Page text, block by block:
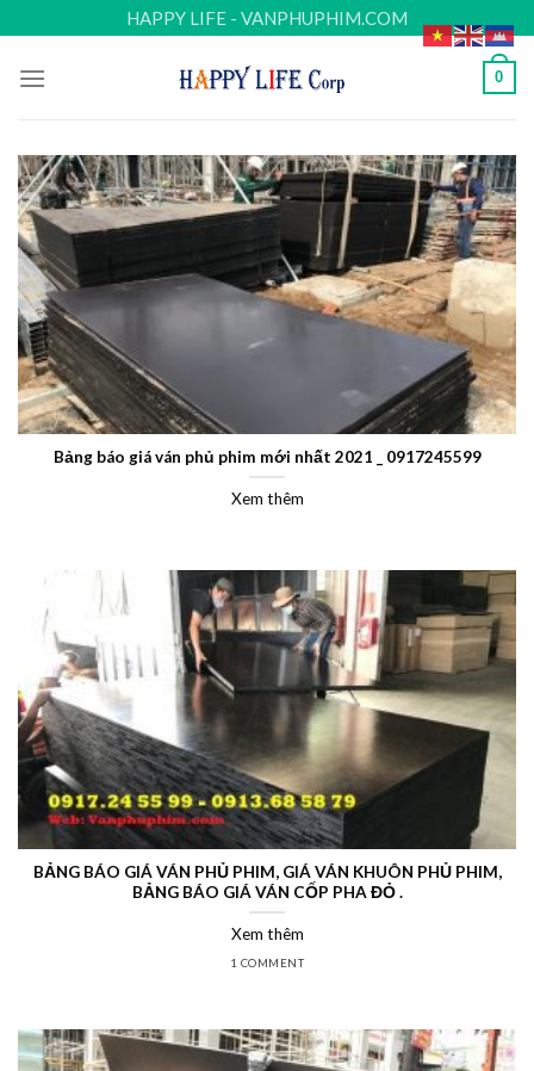
to
content
HAPPY LIFE - VANPHUPHIM.COM
0
Bảng báo giá ván phủ phim mới nhất 2021 _ 0917245599
Xem thêm
BẢNG BÁO GIÁ VÁN PHỦ PHIM, GIÁ VÁN KHUÔN PHỦ PHIM,
BẢNG BÁO GIÁ VÁN CỐP PHA ĐỎ .
Xem thêm
1 COMMENT